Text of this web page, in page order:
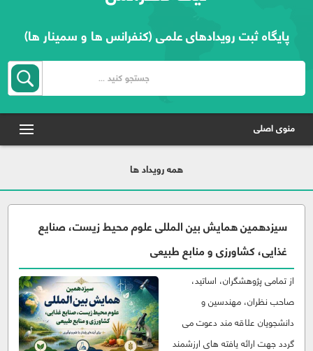
پایگاه ثبت رویدادهای علمی (کنفرانس ها و سمینار ها)
منوی اصلی
همه رویداد ها
سیزدهمین همایش بین المللی علوم محيط زيست، صنایع
غذایی، کشاورزی و منابع طبيعی
از تمامی پژوهشگران، اساتید،
صاحب نظران، مهندسین و
دانشجویان علاقه مند دعوت می
گردد جهت ارائه یافته های ارزشمند